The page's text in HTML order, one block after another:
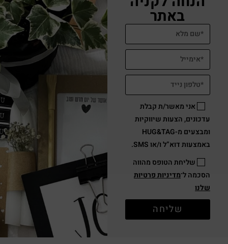
באתר
אני מאשר/ת קבלת
עדכונים, הצעות שיווקיות
ומבצעים מ-HUG&TAG
באמצעות דוא”ל ו/או SMS.
שליחת הטופס מהווה
הסכמה ל־מדיניות פרטיות
שלנו
שליחה